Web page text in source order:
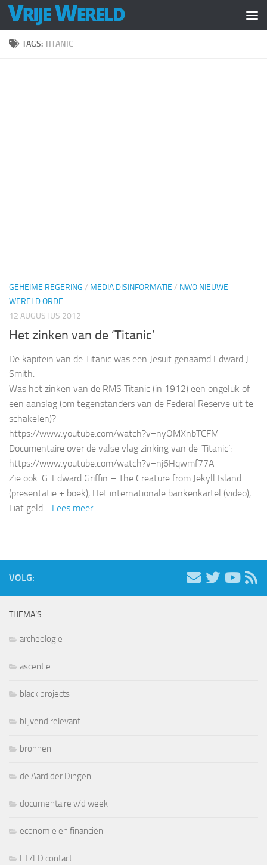
Doorgaan naar inhoud
TAGS:TITANIC
GEHEIME REGERING / MEDIA DISINFORMATIE / NWO NIEUWE
WERELD ORDE
12 AUGUSTUS 2012
Het zinken van de ‘Titanic’
De kapitein van de Titanic was een Jesuit genaamd Edward J.
Smith.
Was het zinken van de RMS Titanic (in 1912) een ongeluk of
een aanslag (om tegenstanders van de Federal Reserve uit te
schakelen)?
https://www.youtube.com/watch?v=nyOMXnbTCFM
Documentaire over de valse vlag zinking van de ‘Titanic’:
https://www.youtube.com/watch?v=nj6Hqwmf77A
Zie ook: G. Edward Griffin – The Creature from Jekyll Island
(presentatie + boek), Het internationale bankenkartel (video),
Fiat geld… Lees meer
VOLG:
THEMA’S
archeologie
ascentie
black projects
blijvend relevant
bronnen
de Aard der Dingen
documentaire v/d week
economie en financiën
ET/ED contact